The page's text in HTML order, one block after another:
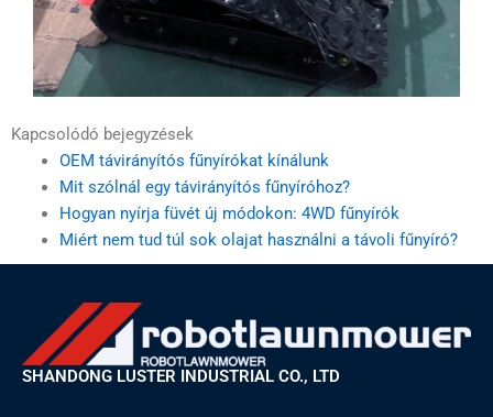
Kapcsolódó bejegyzések
OEM távirányítós fűnyírókat kínálunk
Mit szólnál egy távirányítós fűnyíróhoz?
Hogyan nyírja füvét új módokon: 4WD fűnyírók
Miért nem tud túl sok olajat használni a távoli fűnyíró?
SHANDONG LUSTER INDUSTRIAL CO., LTD